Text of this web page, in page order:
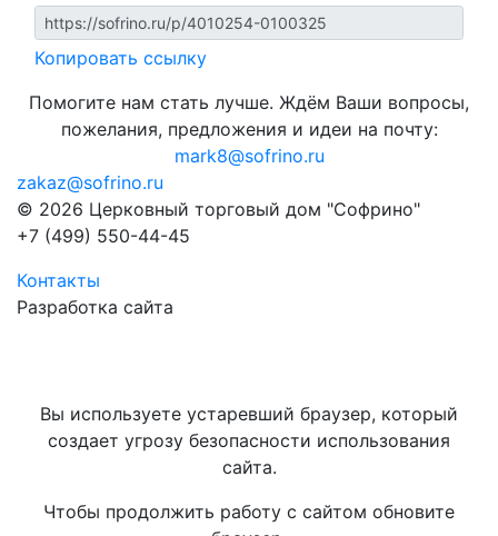
Копировать ссылку
Помогите нам стать лучше. Ждём Ваши вопросы,
пожелания, предложения и идеи на почту:
mark8@sofrino.ru
zakaz@sofrino.ru
© 2026 Церковный торговый дом "Софрино"
+7 (499) 550-44-45
Контакты
Разработка сайта
Вы используете устаревший браузер, который
создает угрозу безопасности использования
сайта.
Чтобы продолжить работу с сайтом обновите